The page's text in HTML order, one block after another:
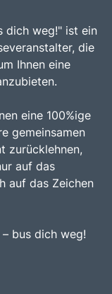
dich weg!" ist ein
die
Ihnen eine
eine 100%ige
gemeinsamen
zurücklehnen,
auf das
auf das Zeichen
bus dich weg!